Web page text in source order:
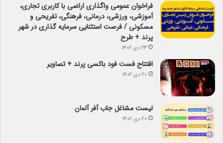
فراخوان عمومی واگذاری اراضی با کاربری تجاری،
آموزشی، ورزشی، درمانی، فرهنگی، تفریحی و
مسکونی / فرصت استثنایی سرمایه گذاری در شهر
پرند + طرح
۲۳ دی ۱۴۰۲
افتتاح فست فود باکسی پرند + تصاویر
۲۰ دی ۱۴۰۲
لیست مشاغل جاب آفر آلمان
۲۰ دی ۱۴۰۲